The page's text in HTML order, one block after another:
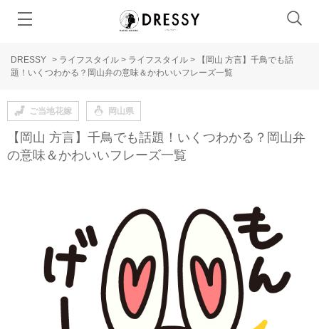
DRESSY > ライフスタイル > ライフスタイル >
【岡山 方言】千鳥でも話
題！いくつわかる？岡山弁の意味＆かわいいフレーズ一覧
ご当地花嫁 岡山県
【岡山 方言】千鳥でも話題！いくつわかる？岡山弁
の意味＆かわいいフレーズ一覧